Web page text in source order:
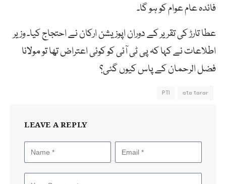
فائدہ عام عوام کو ہو گا۔
عطا تارڑ کی تقریر کے دوران اپوزیشن ارکان نے احتجاج کیا۔ وزیر
اطلاعات نے کہا کہ پی ٹی آئی کو کوئی اعتراض تھا تو مولانا
فضل الرحمان کے پاس کیوں گئی؟
ata tarar
PTI
LEAVE A REPLY